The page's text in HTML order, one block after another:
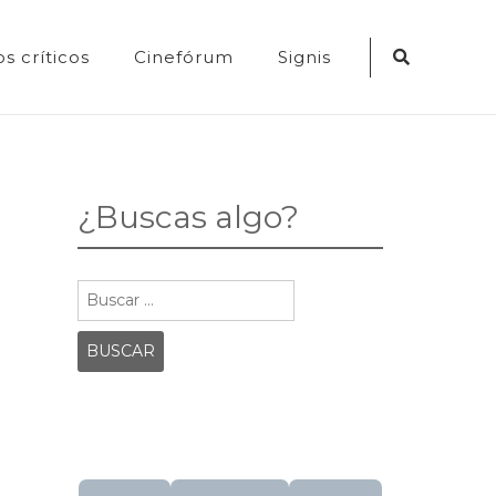
críticos Cinefórum Signis
Search
¿Buscas algo?